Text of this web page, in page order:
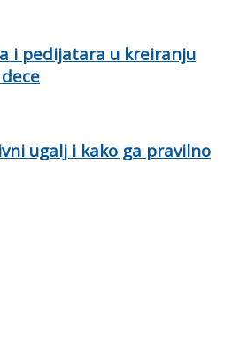
i pedijatara u kreiranju
ugalj i kako ga pravilno